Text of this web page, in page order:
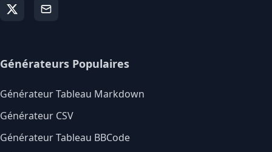
Générateurs Populaires
Générateur Tableau Markdown
Générateur CSV
Générateur Tableau BBCode